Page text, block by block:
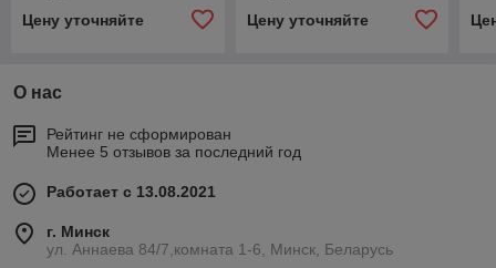
Цену уточняйте
Цену уточняйте
О нас
Рейтинг не сформирован
Менее 5 отзывов за последний год
Работает с 13.08.2021
г. Минск
ул. Аннаева 84/7,комната 1-6, Минск, Беларусь